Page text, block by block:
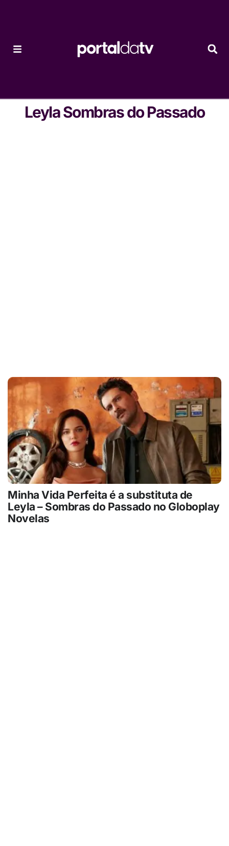
Leyla Sombras do Passado
Minha Vida Perfeita é a substituta de
Leyla – Sombras do Passado no Globoplay
Novelas